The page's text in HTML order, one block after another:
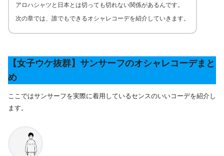
アロハシャツと日本とは切っても切れない関係があるんです。
次の章では、誰でもできるオシャレコーデを紹介していきます。
【女子ウケ抜群】サンサーフのオシャレコーデまと
め
ここではサンサーフを実際に着用しているセンスのいいコーデを紹介し
ます。